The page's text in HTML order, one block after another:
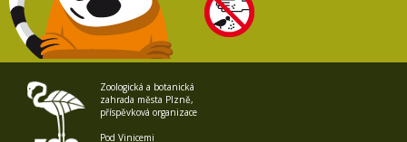
Zoologická a botanická
zahrada města Plzně,
příspěvková organizace
Pod Vinicemi